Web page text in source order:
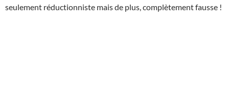
seulement réductionniste mais de plus, complètement fausse !